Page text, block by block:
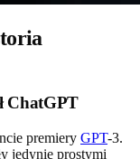
ChatGPT
premiery GPT-3.
jedynie prostymi